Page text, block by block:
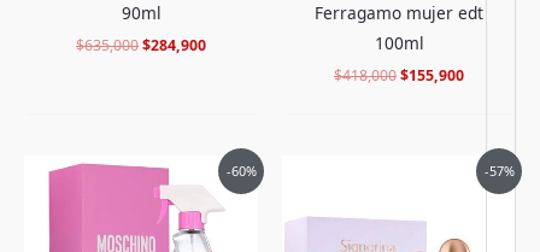
90ml
$635,000$284,900
Ferragamo mujer edt
100ml
$418,000$155,900
-60%
El
precio
original
era:
$499,000.
precio
es:
$198,900.
-57%
era:
$552,000.
precio
$235,900.